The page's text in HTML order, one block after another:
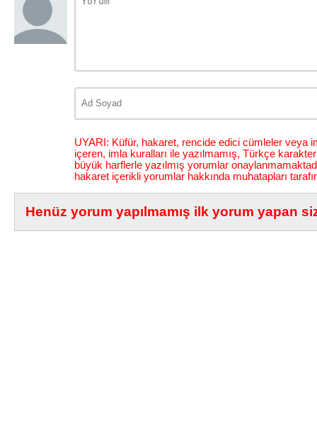
UYARI: Küfür, hakaret, rencide edici cümleler veya
içeren, imla kuralları ile yazılmamış, Türkçe
büyük harflerle yazılmış yorumlar
hakaret içerikli yorumlar hakkında muhatapları
Henüz yorum yapılmamış ilk yorum yapan